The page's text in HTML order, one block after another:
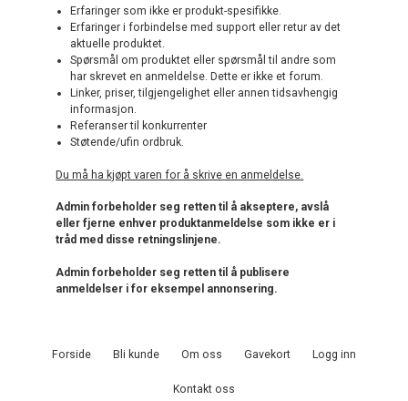
Erfaringer som ikke er produkt-spesifikke.
Erfaringer i forbindelse med support eller retur av det
aktuelle produktet.
Spørsmål om produktet eller spørsmål til andre som
har skrevet en anmeldelse. Dette er ikke et forum.
Linker, priser, tilgjengelighet eller annen tidsavhengig
informasjon.
Referanser til konkurrenter
Støtende/ufin ordbruk.
Du må ha kjøpt varen for å skrive en anmeldelse.
Admin forbeholder seg retten til å akseptere, avslå
eller fjerne enhver produktanmeldelse som ikke er i
tråd med disse retningslinjene.
Admin forbeholder seg retten til å publisere
anmeldelser i for eksempel annonsering.
Forside Bli kunde Om oss Gavekort Logg inn
Kontakt oss